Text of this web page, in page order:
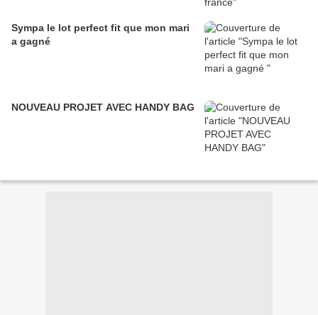
Sympa le lot perfect fit que mon mari
a gagné
NOUVEAU PROJET AVEC HANDY BAG